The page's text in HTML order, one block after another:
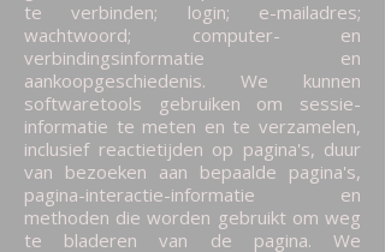
te verbinden; login; e-mailadres;
wachtwoord; computer- en
verbindingsinformatie en
aankoopgeschiedenis. We kunnen
softwaretools gebruiken om sessie-
informatie te meten en te verzamelen,
inclusief reactietijden op pagina's, duur
van bezoeken aan bepaalde pagina's,
pagina-interactie-informatie en
methoden die worden gebruikt om weg
te bladeren van de pagina. We